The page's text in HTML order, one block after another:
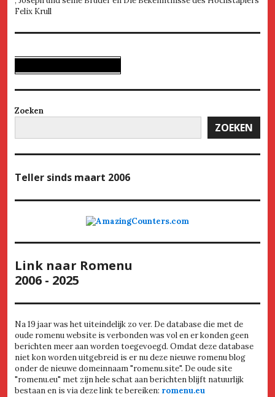
Felix Krull
Zoeken
ZOEKEN
Teller sinds maart 2006
Link naar Romenu
2006 - 2025
Na 19 jaar was het uiteindelijk zo ver. De database die met de
oude romenu website is verbonden was vol en er konden geen
berichten meer aan worden toegevoegd. Omdat deze database
niet kon worden uitgebreid is er nu deze nieuwe romenu blog
onder de nieuwe domeinnaam "romenu.site". De oude site
"romenu.eu" met zijn hele schat aan berichten blijft natuurlijk
bestaan en is via deze link te bereiken: romenu.eu